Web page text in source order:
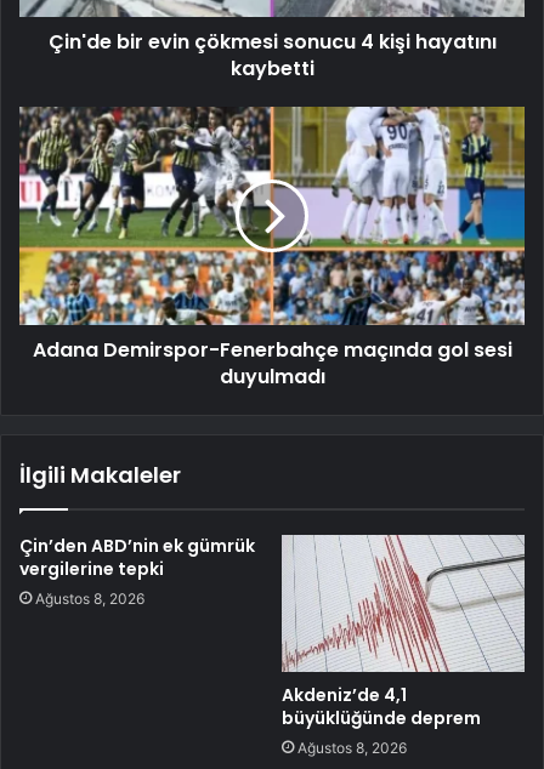
Çin'de bir evin çökmesi sonucu 4 kişi hayatını
kaybetti
Adana Demirspor-Fenerbahçe maçında gol sesi
duyulmadı
İlgili Makaleler
Çin’den ABD’nin ek gümrük
vergilerine tepki
Ağustos 8, 2026
Akdeniz’de 4,1
büyüklüğünde deprem
Ağustos 8, 2026